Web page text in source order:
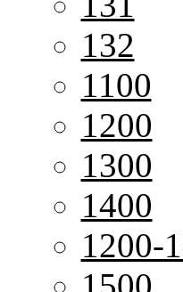
132
1100
1200
1300
1400
1200-